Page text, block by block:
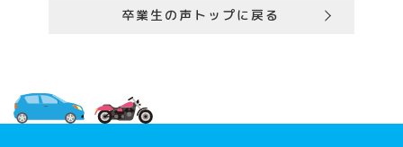
卒業生の声トップに戻る